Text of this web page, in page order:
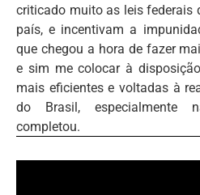
criticado muito as leis federais
país, e incentivam a
que chegou a hora de fazer
e sim me colocar à
mais eficientes e voltadas à
do Brasil, especialmente
completou.